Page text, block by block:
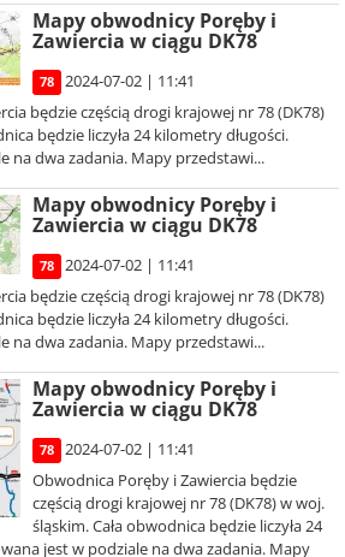
Mapy obwodnicy Poręby i
Zawiercia w ciągu DK78
78
2024-07-02 | 11:41
będzie częścią drogi krajowej nr 78 (DK78)
będzie liczyła 24 kilometry długości.
na dwa zadania. Mapy przedstawi...
Mapy obwodnicy Poręby i
Zawiercia w ciągu DK78
78
2024-07-02 | 11:41
będzie częścią drogi krajowej nr 78 (DK78)
będzie liczyła 24 kilometry długości.
na dwa zadania. Mapy przedstawi...
Mapy obwodnicy Poręby i
Zawiercia w ciągu DK78
78
2024-07-02 | 11:41
Obwodnica Poręby i Zawiercia będzie
częścią drogi krajowej nr 78 (DK78) w woj.
śląskim. Cała obwodnica będzie liczyła 24
jest w podziale na dwa zadania. Mapy